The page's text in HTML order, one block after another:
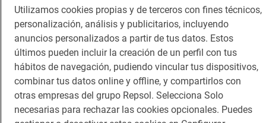
Política de privacidad Política de cookies
Nota legal
Condiciones del servicio
© Repsol S.A. 2000- 2026
Utilizamos cookies propias y de terceros con fines técnicos,
personalización, análisis y publicitarios, incluyendo
anuncios personalizados a partir de tus datos. Estos
últimos pueden incluir la creación de un perfil con tus
hábitos de navegación, pudiendo vincular tus dispositivos,
combinar tus datos online y offline, y compartirlos con
otras empresas del grupo Repsol. Selecciona Solo
necesarias para rechazar las cookies opcionales. Puedes